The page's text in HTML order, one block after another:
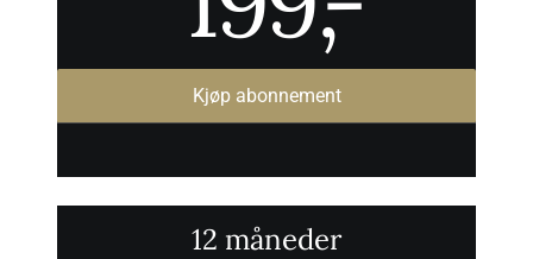
Kjøp abonnement
12 måneder